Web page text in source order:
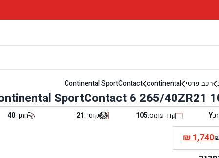
רכב פרטי continental
Continental SportContact
SportContact 6 265/40ZR21
Y קוד עומס:105 קוטר:21 חתך:40
₪1,740